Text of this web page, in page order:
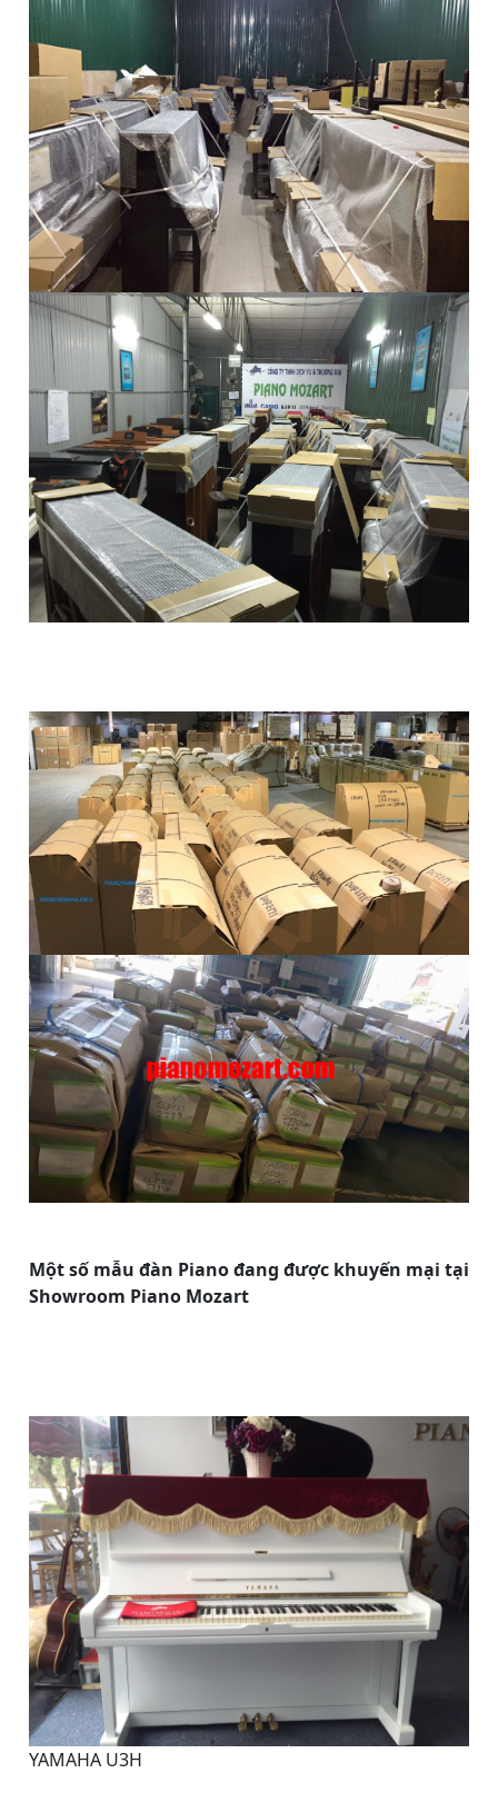
Một số mẫu đàn Piano đang được khuyến mại tại
Showroom Piano Mozart
YAMAHA U3H